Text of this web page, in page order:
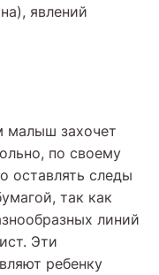
явлений
малыш захочет
по своему
оставлять следы
так как
линий
Эти
ребенку